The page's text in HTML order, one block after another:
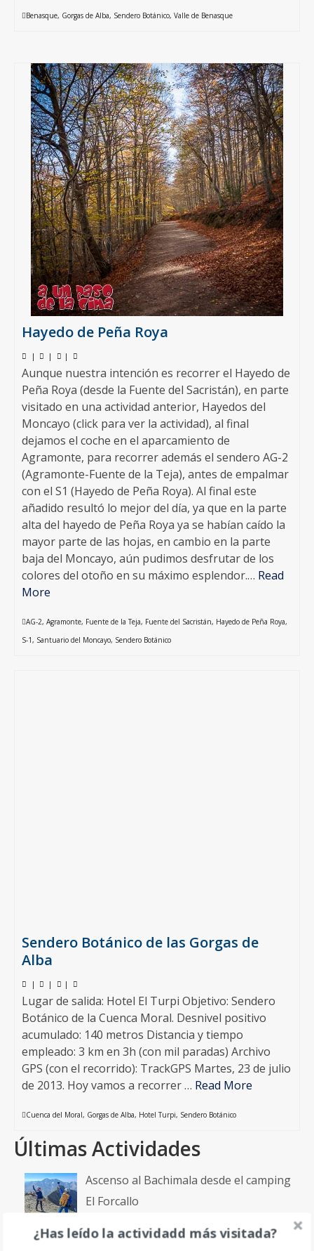
Benasque, Gorgas de Alba, Sendero Botánico, Valle de Benasque
Hayedo de Peña Roya
| | |
Aunque nuestra intención es recorrer el Hayedo de
Peña Roya (desde la Fuente del Sacristán), en parte
visitado en una actividad anterior, Hayedos del
Moncayo (click para ver la actividad), al final
dejamos el coche en el aparcamiento de
Agramonte, para recorrer además el sendero AG-2
(Agramonte-Fuente de la Teja), antes de empalmar
con el S1 (Hayedo de Peña Roya). Al final este
añadido resultó lo mejor del día, ya que en la parte
alta del hayedo de Peña Roya ya se habían caído la
mayor parte de las hojas, en cambio en la parte
baja del Moncayo, aún pudimos desfrutar de los
colores del otoño en su máximo esplendor.… Read
More
AG-2, Agramonte, Fuente de la Teja, Fuente del Sacristán, Hayedo de Peña Roya,
S-1, Santuario del Moncayo, Sendero Botánico
Sendero Botánico de las Gorgas de
Alba
| | |
Lugar de salida: Hotel El Turpi Objetivo: Sendero
Botánico de la Cuenca Moral. Desnivel positivo
acumulado: 140 metros Distancia y tiempo
empleado: 3 km en 3h (con mil paradas) Archivo
GPS (con el recorrido): TrackGPS Martes, 23 de julio
de 2013. Hoy vamos a recorrer … Read More
Cuenca del Moral, Gorgas de Alba, Hotel Turpi, Sendero Botánico
Últimas Actividades
Ascenso al Bachimala desde el camping
El Forcallo
¿Has leído la actividadd más visitada?